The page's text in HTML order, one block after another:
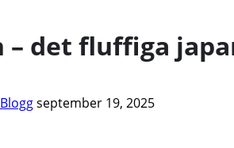
– det fluffiga
Bloggseptember 19, 2025